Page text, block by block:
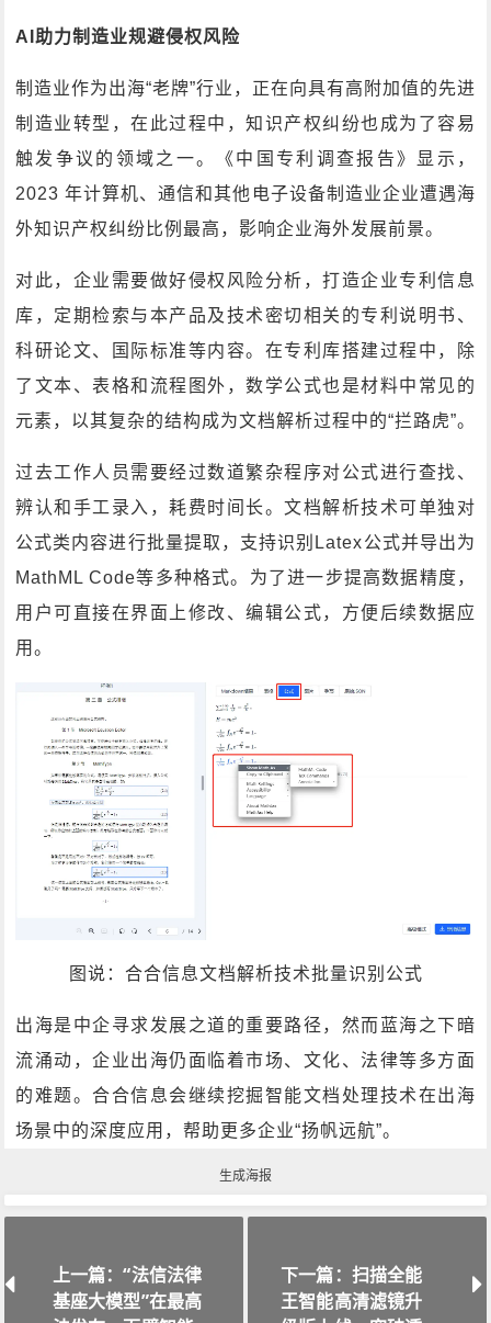
AI助力制造业规避侵权风险
制造业作为出海“老牌”行业，正在向具有高附加值的先进
制造业转型，在此过程中，知识产权纠纷也成为了容易
触发争议的领域之一。《中国专利调查报告》显示，
2023 年计算机、通信和其他电子设备制造业企业遭遇海
外知识产权纠纷比例最高，影响企业海外发展前景。
对此，企业需要做好侵权风险分析，打造企业专利信息
库，定期检索与本产品及技术密切相关的专利说明书、
科研论文、国际标准等内容。在专利库搭建过程中，除
了文本、表格和流程图外，数学公式也是材料中常见的
元素，以其复杂的结构成为文档解析过程中的“拦路虎”。
过去工作人员需要经过数道繁杂程序对公式进行查找、
辨认和手工录入，耗费时间长。文档解析技术可单独对
公式类内容进行批量提取，支持识别Latex公式并导出为
MathML Code等多种格式。为了进一步提高数据精度，
用户可直接在界面上修改、编辑公式，方便后续数据应
用。
图说：合合信息文档解析技术批量识别公式
出海是中企寻求发展之道的重要路径，然而蓝海之下暗
流涌动，企业出海仍面临着市场、文化、法律等多方面
的难题。合合信息会继续挖掘智能文档处理技术在出海
场景中的深度应用，帮助更多企业“扬帆远航”。
生成海报
上一篇：“法信法律
基座大模型”在最高
下一篇：扫描全能
王智能高清滤镜升